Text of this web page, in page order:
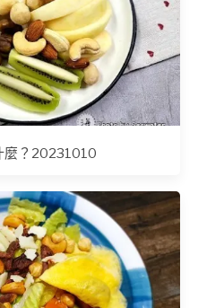
麼？20231010